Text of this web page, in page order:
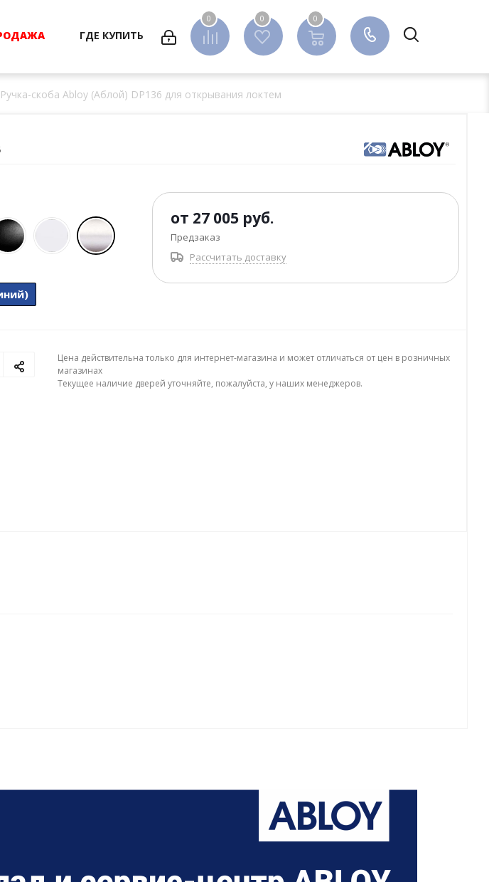
0 0 0
0
ГДЕ КУПИТЬ
Ручка-скоба Abloy (Аблой) DP136 для открывания локтем
от 27 005 руб.
Предзаказ
Рассчитать доставку
Цена действительна только для интернет-магазина и может отличаться от цен в розничных
магазинах
Текущее наличие дверей уточняйте, пожалуйста, у наших менеджеров.